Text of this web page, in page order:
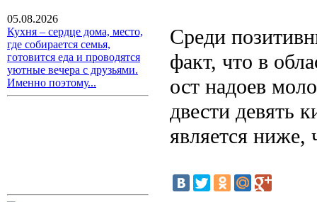
05.08.2026
Кухня – сердце дома, место,
где собирается семья,
готовится еда и проводятся
уютные вечера с друзьями.
Именно поэтому...
Среди
факт, что в
ост надоев
двести девять
является ниже,